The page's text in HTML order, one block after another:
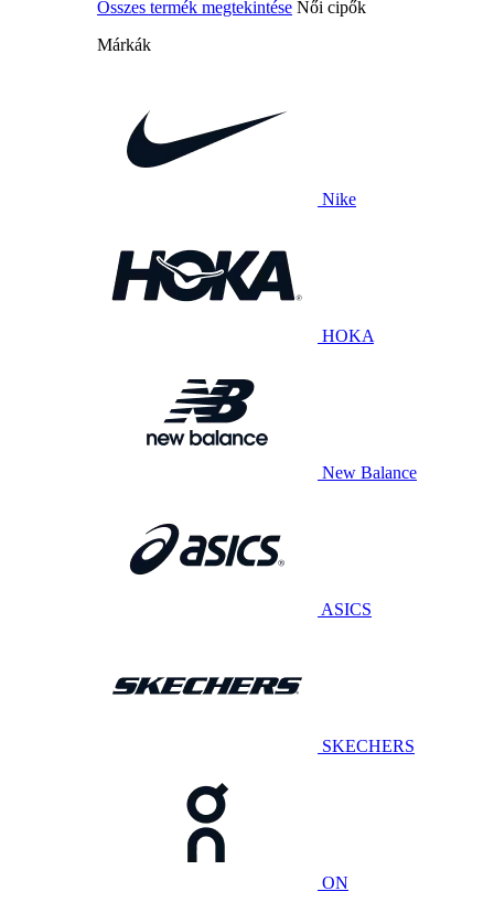
Összes termék megtekintése Női cipők
Márkák
Nike
HOKA
New Balance
ASICS
SKECHERS
ON